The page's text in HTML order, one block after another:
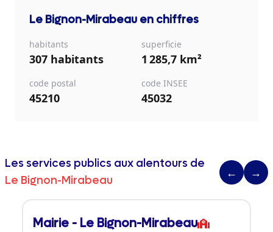
Le Bignon-Mirabeau en chiffres
habitants
307 habitants
superficie
1 285,7 km²
code postal
45210
code INSEE
45032
Les services publics aux alentours de
Le Bignon-Mirabeau
← →
Mairie - Le Bignon-Mirabeau